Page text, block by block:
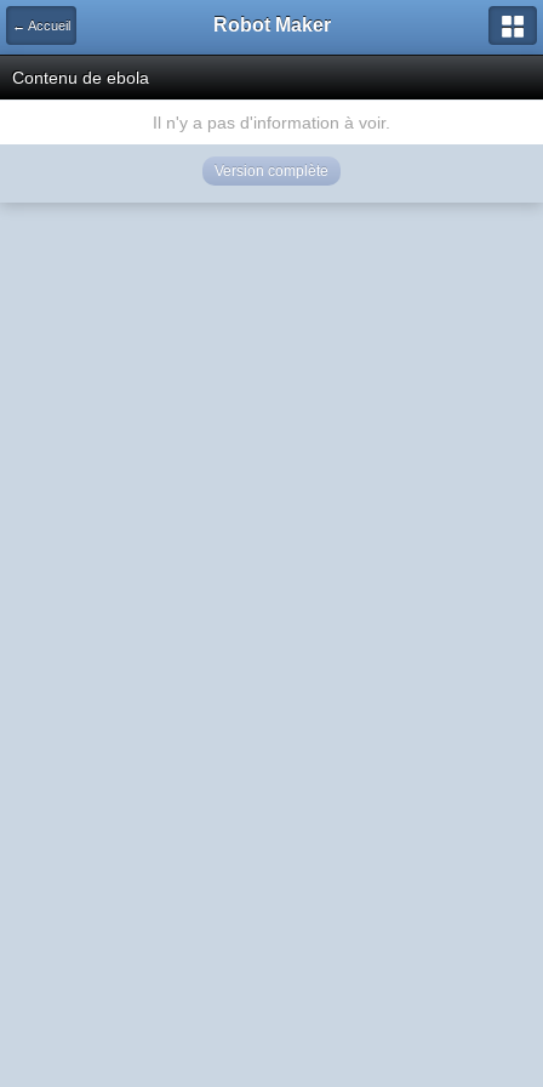
← Accueil Robot Maker
Contenu de ebola
Il n'y a pas d'information à voir.
Version complète